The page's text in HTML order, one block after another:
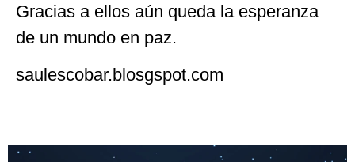
Gracias a ellos aún queda la esperanza
de un mundo en paz.
saulescobar.blosgspot.com